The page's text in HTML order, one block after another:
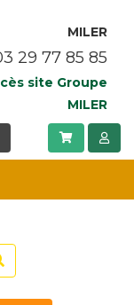
MILER
29 77 85 85
site Groupe
MILER